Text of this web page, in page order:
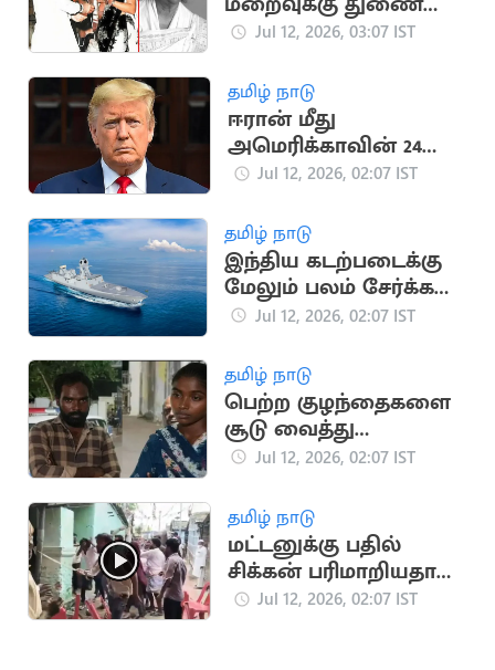
ஜனாதிபதி,
Jul 12, 2026, 03:07 IST
தமிழ் நாடு
ஈரான் மீது
அமெரிக்காவின் 24
மணி நேர கெடு;
சதித்திட்டம்?
Jul 12, 2026, 02:07 IST
தமிழ் நாடு
இந்திய கடற்படைக்கு
மேலும் பலம் சேர்க்க
இணைந்தது INS
Jul 12, 2026, 02:07 IST
தமிழ் நாடு
பெற்ற குழந்தைகளை
சூடு வைத்து
சித்ரவதை செய்த
Jul 12, 2026, 02:07 IST
தமிழ் நாடு
மட்டனுக்கு பதில்
சிக்கன் பரிமாறியதால்
கலவரமான கல்யாண
Jul 12, 2026, 02:07 IST